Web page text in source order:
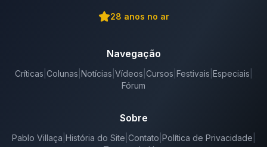
28 anos no ar
Navegação
Críticas Colunas Notícias Vídeos Cursos Festivais Especiais
Fórum
Sobre
Pablo Villaça História do Site Contato Política de Privacidade